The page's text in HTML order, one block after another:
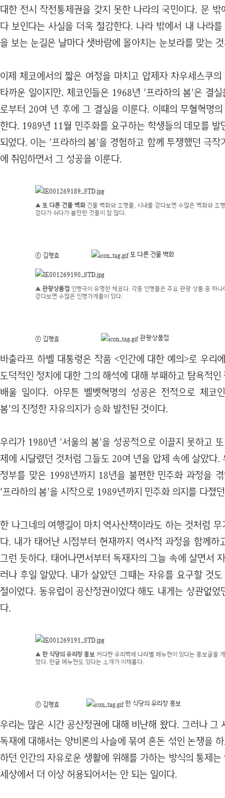
대한 전시 작전통제권을 갖지 못한 나라의 국민이다. 문
다 보인다는 사실을 더욱 절감한다. 나라 밖에서 내 나라
을 보는 눈길은 날마다 샛바람에 몰아치는 눈보라를 맞
이제 체코에서의 짧은 여정을 마치고 압제자 차우세스쿠
타까운 일이지만, 체코인들은 1968년 '프라하의 봄'은 결
로부터 20여 년 후에 그 결실을 이룬다. 이때의 무혈혁명
한다. 1989년 11월 민주화를 요구하는 학생들의 데모를 발
되었다. 이는 '프라하의 봄'을 경험하고 함께 투쟁했던 극작
에 취임하면서 그 성공을 이룬다.
▲ 또 다른 건물 벽화건물 벽화와 조형물, 시내를 걷다보면 수많은 벽화와 조
걷다가 쉬다가 볼만한 것들이 참 많다.
ⓒ 김형효 또 다른 건물 벽화
▲ 관광상품점 인형극이 유명한 체코다. 각종 인형들은 주요 관광 상품 중 하나
걷다보면 수많은 인형가게들이 있다.
ⓒ 김형효 관광상품점
바출라프 하벨 대통령은 작품 <인간에 대한 예의>로 우리
도덕적인 정치에 대한 그의 해석에 대해 부패하고 탐욕적
배울 일이다. 아무튼 벨벳혁명의 성공은 전적으로 체코
봄'의 진정한 자유의지가 승화 발전된 것이다.
우리가 1980년 '서울의 봄'을 성공적으로 이끌지 못하고
제에 시달렸던 것처럼 그들도 20여 년을 압제 속에 살았다.
정부를 맞은 1998년까지 18년을 불편한 민주화 과정을
'프라하의 봄'을 시작으로 1989년까지 민주화 의지를 다졌
한 나그네의 여행길이 마치 역사산책이라도 하는 것처럼
다. 내가 태어난 시점부터 현재까지 역사적 과정을 함께하
그런 듯하다. 태어나면서부터 독재자의 그늘 속에 살면서
러나 후일 알았다. 내가 살았던 그때는 자유를 요구할 것
절이었다. 동유럽이 공산정권이었다 해도 내게는 상관없었
다.
▲ 한 식당의 유리창 홍보커다란 유리벽에 나라별 메뉴판이 있다는 홍보글을
었다. 한글 메뉴판도 있다는 소개가 이채롭다.
ⓒ 김형효 한 식당의 유리창 홍보
우리는 많은 시간 공산정권에 대해 비난해 왔다. 그러나 그
독재에 대해서는 양비론의 사슬에 묶여 혼돈 섞인 논쟁을
하던 인간의 자유로운 생활에 위해를 가하는 방식의 통제
세상에서 더 이상 허용되어서는 안 되는 일이다.